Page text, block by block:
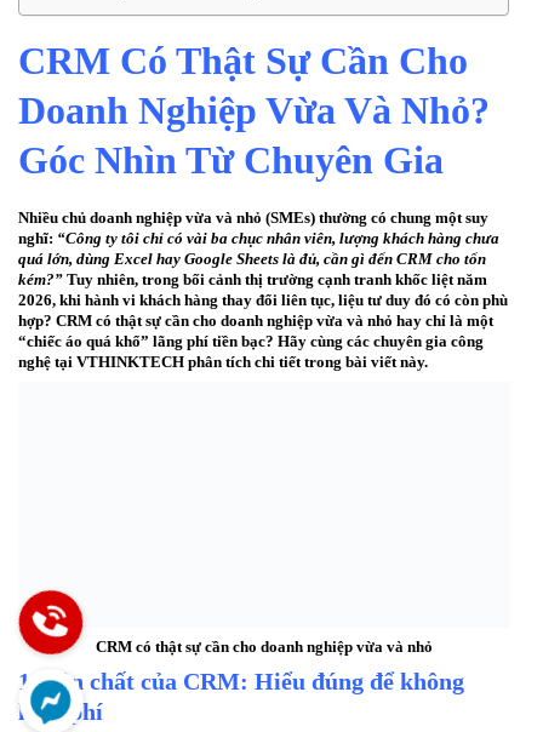
CRM Có Thật Sự Cần Cho
Doanh Nghiệp Vừa Và Nhỏ?
Góc Nhìn Từ Chuyên Gia
Nhiều chủ doanh nghiệp vừa và nhỏ (SMEs) thường có chung một suy
nghĩ: “Công ty tôi chỉ có vài ba chục nhân viên, lượng khách hàng chưa
quá lớn, dùng Excel hay Google Sheets là đủ, cần gì đến CRM cho tốn
kém?” Tuy nhiên, trong bối cảnh thị trường cạnh tranh khốc liệt năm
2026, khi hành vi khách hàng thay đổi liên tục, liệu tư duy đó có còn phù
hợp? CRM có thật sự cần cho doanh nghiệp vừa và nhỏ hay chỉ là một
“chiếc áo quá khổ” lãng phí tiền bạc? Hãy cùng các chuyên gia công
nghệ tại VTHINKTECH phân tích chi tiết trong bài viết này.
CRM có thật sự cần cho doanh nghiệp vừa và nhỏ
1. Bản chất của CRM: Hiểu đúng để không
lãng phí